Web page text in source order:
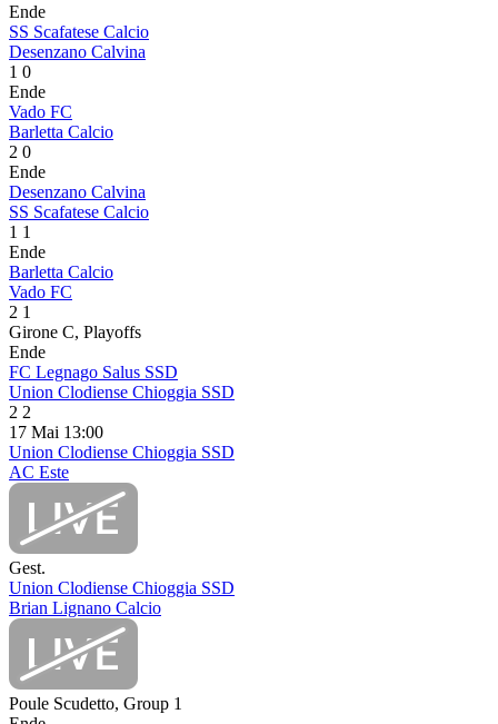
Ende
SS Scafatese Calcio
Desenzano Calvina
1 0
Ende
Vado FC
Barletta Calcio
2 0
Ende
Desenzano Calvina
SS Scafatese Calcio
1 1
Ende
Barletta Calcio
Vado FC
2 1
Girone C, Playoffs
Ende
FC Legnago Salus SSD
Union Clodiense Chioggia SSD
2 2
17 Mai 13:00
Union Clodiense Chioggia SSD
AC Este
Gest.
Union Clodiense Chioggia SSD
Brian Lignano Calcio
Poule Scudetto, Group 1